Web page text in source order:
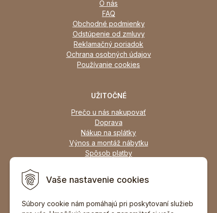
Vaše nastavenie cookies
Súbory cookie nám pomáhajú pri poskytovaní služieb
O nás
FAQ
Obchodné podmienky
Odstúpenie od zmluvy
Reklamačný poriadok
Ochrana osobných údajov
Používanie cookies
UŽITOČNÉ
Prečo u nás nakupovať
Doprava
Nákup na splátky
Výnos a montáž nábytku
Spôsob platby
Zariadime všetky typy interiérov